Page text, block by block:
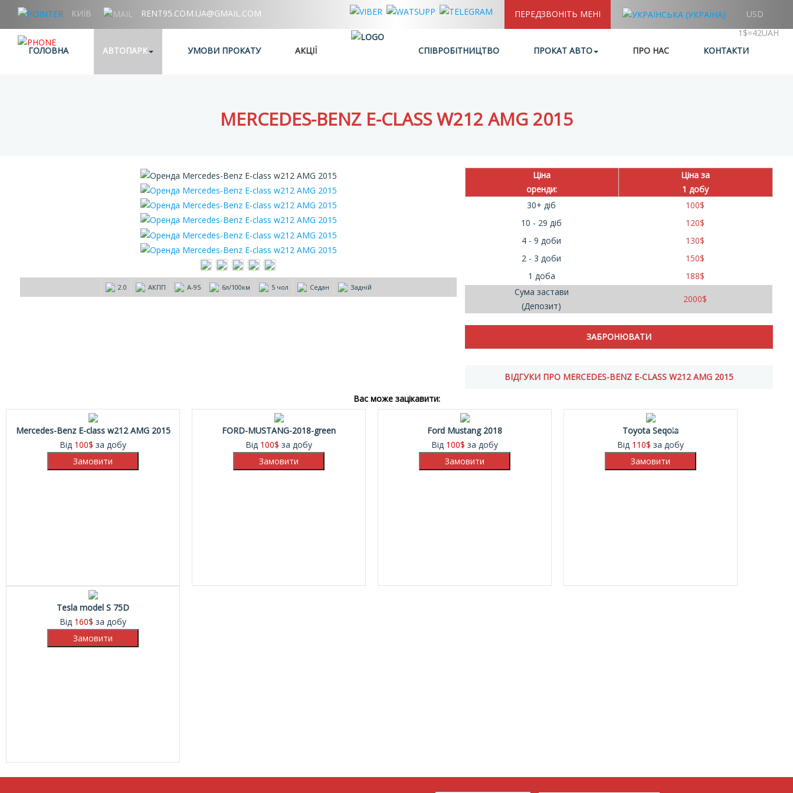
КИЇВ RENT95.COM.UA@GMAIL.COM ПЕРЕДЗВОНІТЬ МЕНІ
USD
1$=42UAH
ГОЛОВНА
АВТОПАРК УМОВИ ПРОКАТУ АКЦІЇ СПІВРОБІТНИЦТВО ПРОКАТ АВТО ПРО НАС КОНТАКТИ
MERCEDES-BENZ E-CLASS W212 AMG 2015
2.0 АКПП А-95 6л/100км 5 чол Седан Задній
Ціна
оренди:
Ціна за
1 добу
30+ діб
100$
10 - 29 діб
120$
4 - 9 доби
130$
2 - 3 доби
150$
1 доба
188$
Сума застави
(Депозит)
2000$
ВІДГУКИ ПРО MERCEDES-BENZ E-CLASS W212 AMG 2015
Вас може зацікавити:
Mercedes-Benz E-class w212 AMG 2015
Від 100$ за добу
FORD-MUSTANG-2018-green
Від 100$ за добу
Ford Mustang 2018
Від 100$ за добу
25%
Toyota Seqoia
Від 110$ за добу
Tesla model S 75D
Від 160$ за добу